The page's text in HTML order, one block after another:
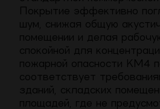
Покрытие эффективно
шум, снижая общую
помещении и делая
спокойной для
пожарной опасности КМ4
соответствует
зданий, складских
площадей, где не